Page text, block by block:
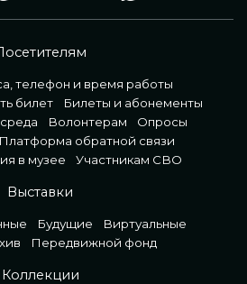
телефон и время работы
билет
Билеты и абонементы
Волонтерам
Опросы
Платформа обратной связи
в музее
Участникам СВО
Выставки
Будущие
Виртуальные
Передвижной фонд
Коллекции